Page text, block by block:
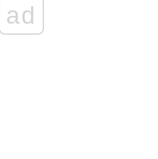
ad